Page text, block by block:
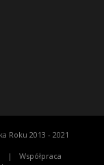
Roku 2013 - 2021
Współpraca